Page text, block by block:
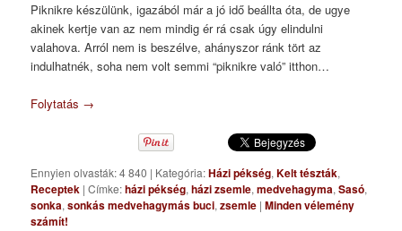
Piknikre készülünk, igazából már a jó idő beállta óta, de ugye
akinek kertje van az nem mindig ér rá csak úgy elindulni
valahova. Arról nem is beszélve, ahányszor ránk tört az
indulhatnék, soha nem volt semmi “piknikre való” itthon…
Folytatás →
Ennyien olvasták: 4 840 | Kategória:Házi pékség,Kelt tészták,
Receptek |Címke:házi pékség,házi zsemle,medvehagyma,Sasó,
sonka,sonkás medvehagymás buci,zsemle |Minden vélemény
számít!